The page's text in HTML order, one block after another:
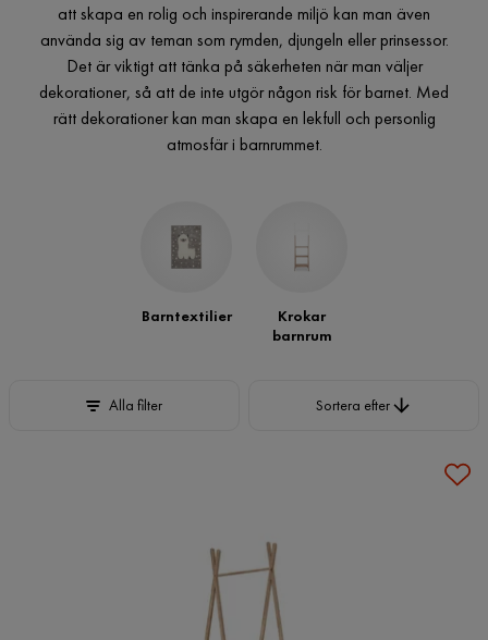
att skapa en rolig och inspirerande miljö kan man även
använda sig av teman som rymden, djungeln eller prinsessor.
Det är viktigt att tänka på säkerheten när man väljer
dekorationer, så att de inte utgör någon risk för barnet. Med
rätt dekorationer kan man skapa en lekfull och personlig
atmosfär i barnrummet.
Barntextilier
Krokar
barnrum
Alla filter Sortera efter